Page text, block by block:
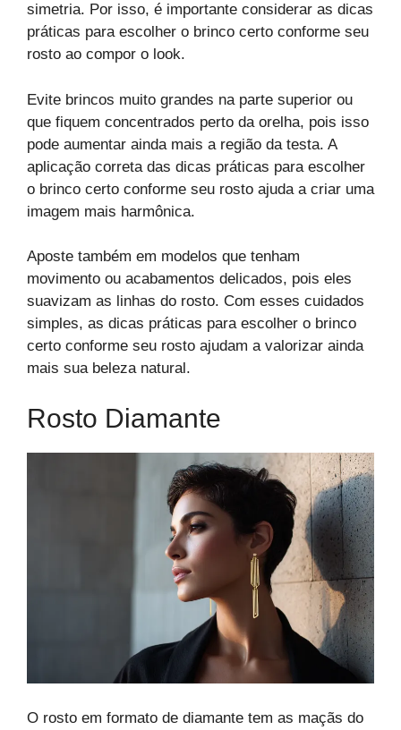
simetria. Por isso, é importante considerar as dicas
práticas para escolher o brinco certo conforme seu
rosto ao compor o look.
Evite brincos muito grandes na parte superior ou
que fiquem concentrados perto da orelha, pois isso
pode aumentar ainda mais a região da testa. A
aplicação correta das dicas práticas para escolher
o brinco certo conforme seu rosto ajuda a criar uma
imagem mais harmônica.
Aposte também em modelos que tenham
movimento ou acabamentos delicados, pois eles
suavizam as linhas do rosto. Com esses cuidados
simples, as dicas práticas para escolher o brinco
certo conforme seu rosto ajudam a valorizar ainda
mais sua beleza natural.
Rosto Diamante
O rosto em formato de diamante tem as maçãs do